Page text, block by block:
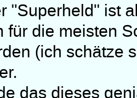
"Superheld" ist
für die meisten
(ich schätze
das dieses